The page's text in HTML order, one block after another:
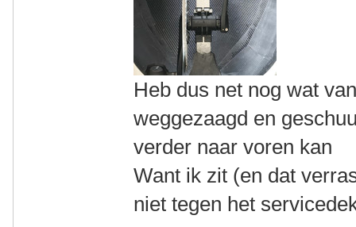
Heb dus net nog wat
weggezaagd en
verder naar voren kan
Want ik zit (en dat
niet tegen het